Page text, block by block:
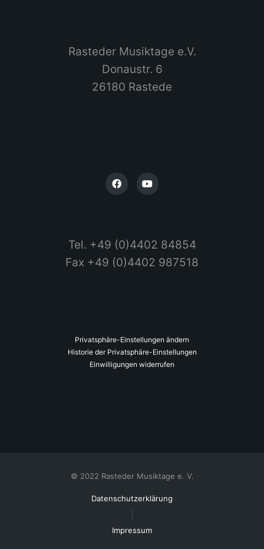
Rasteder Musiktage e.V.
Donaustr. 6
26180 Rastede
Tel. +49 (0)4402 84854
Fax +49 (0)4402 987518
Privatsphäre-Einstellungen ändern
Historie der Privatsphäre-Einstellungen
Einwilligungen widerrufen
© 2022 Rasteder Musiktage e. V.
Datenschutzerklärung
Impressum